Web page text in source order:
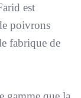
est
poivrons
fabrique de